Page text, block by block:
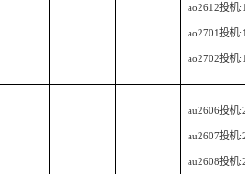
ao2612投机
ao2701投机
ao2702投机
au2606投机
au2607投机
au2608投机